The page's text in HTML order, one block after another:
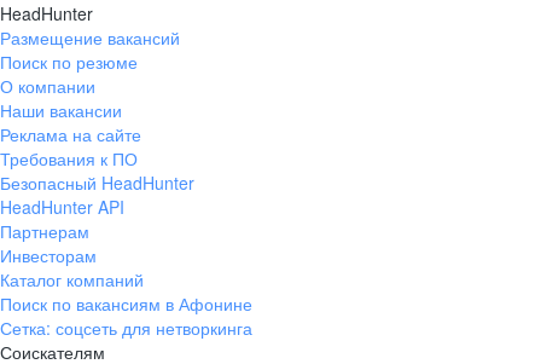
HeadHunter
Размещение вакансий
Поиск по резюме
О компании
Наши вакансии
Реклама на сайте
Требования к ПО
Безопасный HeadHunter
HeadHunter API
Партнерам
Инвесторам
Каталог компаний
Поиск по вакансиям в Афонине
Сетка: соцсеть для нетворкинга
Соискателям